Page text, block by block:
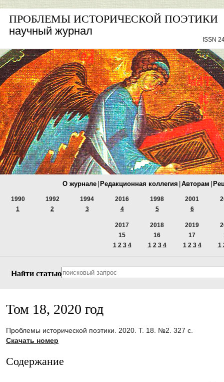
ПРОБЛЕМЫ ИСТОРИЧЕСКОЙ ПОЭТИКИ
научный журнал
ISSN
О журнале Редакционная коллегия Авторам
1990
1
1992
2
1994
3
2016
4
1998
5
2001
6
2017
15
1 2 3 4
2018
16
1 2 3 4
2019
17
1 2 3 4
1
Найти статью
Том 18, 2020 год
Проблемы исторической поэтики. 2020. Т. 18. №2. 327 с.
Скачать номер
Содержание